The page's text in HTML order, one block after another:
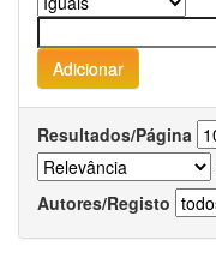
Resultados/Página
Autores/Registo